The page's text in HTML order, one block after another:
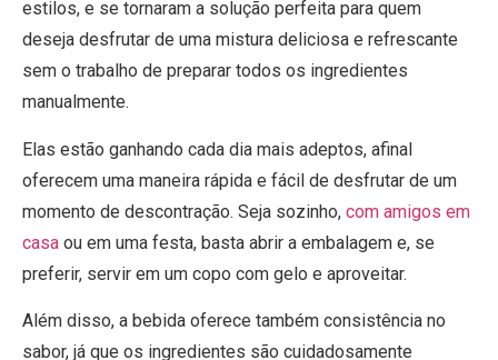
estilos, e se tornaram a solução perfeita para quem
deseja desfrutar de uma mistura deliciosa e refrescante
sem o trabalho de preparar todos os ingredientes
manualmente.
Elas estão ganhando cada dia mais adeptos, afinal
oferecem uma maneira rápida e fácil de desfrutar de um
momento de descontração. Seja sozinho, com amigos em
casa ou em uma festa, basta abrir a embalagem e, se
preferir, servir em um copo com gelo e aproveitar.
Além disso, a bebida oferece também consistência no
sabor, já que os ingredientes são cuidadosamente